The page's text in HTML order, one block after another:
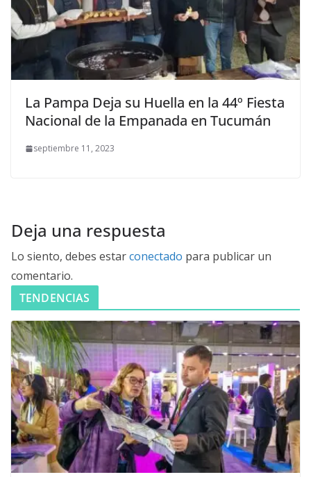
La Pampa Deja su Huella en la 44º Fiesta
Nacional de la Empanada en Tucumán
septiembre 11, 2023
Deja una respuesta
Lo siento, debes estarconectado para publicar un
comentario.
TENDENCIAS